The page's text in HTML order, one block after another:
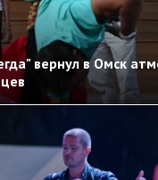
вернул в Омск